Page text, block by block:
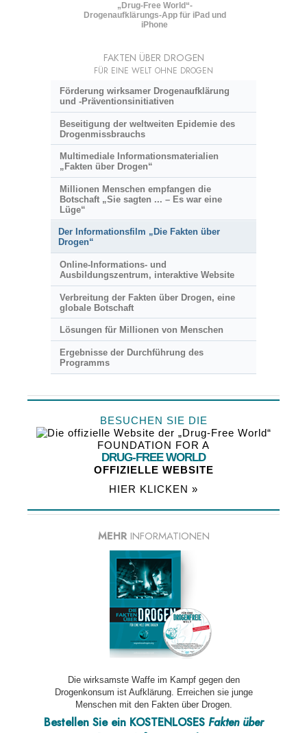
„Drug-Free World“-
Drogenaufklärungs-App für iPad und
iPhone
FAKTEN ÜBER DROGEN
FÜR EINE WELT OHNE DROGEN
Förderung wirksamer Drogenaufklärung
und -Präventionsinitiativen
Beseitigung der weltweiten Epidemie des
Drogenmissbrauchs
Multimediale Informationsmaterialien
„Fakten über Drogen“
Millionen Menschen empfangen die
Botschaft „Sie sagten ... – Es war eine
Lüge“
Der Informationsfilm „Die Fakten über
Drogen“
Online-Informations- und
Ausbildungszentrum, interaktive Website
Verbreitung der Fakten über Drogen, eine
globale Botschaft
Lösungen für Millionen von Menschen
Ergebnisse der Durchführung des
Programms
BESUCHEN SIE DIE
FOUNDATION FOR A
DRUG-FREE WORLD
OFFIZIELLE WEBSITE
HIER KLICKEN »
MEHR INFORMATIONEN
Die wirksamste Waffe im Kampf gegen den
Drogenkonsum ist Aufklärung. Erreichen sie junge
Menschen mit den Fakten über Drogen.
Bestellen Sie ein KOSTENLOSES Fakten über